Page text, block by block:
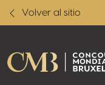
Volver al sitio